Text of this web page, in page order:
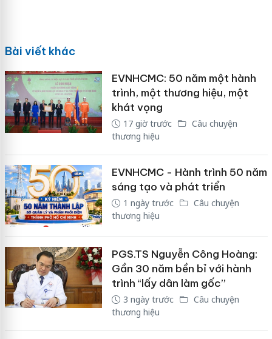
Bài viết khác
EVNHCMC: 50 năm một hành
trình, một thương hiệu, một
khát vọng
17 giờ trước
Câu chuyện
thương hiệu
EVNHCMC - Hành trình 50 năm
sáng tạo và phát triển
1 ngày trước
Câu chuyện
thương hiệu
PGS.TS Nguyễn Công Hoàng:
Gần 30 năm bền bỉ với hành
trình “lấy dân làm gốc”
3 ngày trước
Câu chuyện
thương hiệu